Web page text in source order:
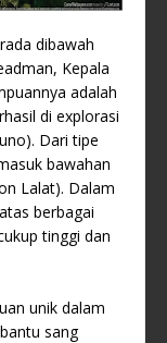
dibawah
Kepala
adalah
di explorasi
Dari tipe
bawahan
Lalat). Dalam
berbagai
tinggi dan
unik dalam
sang